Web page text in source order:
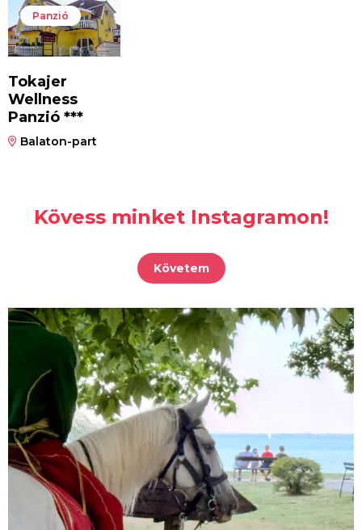
Panzió
Tokajer
Wellness
Panzió ***
Balaton-part
Kövess minket Instagramon!
Követem